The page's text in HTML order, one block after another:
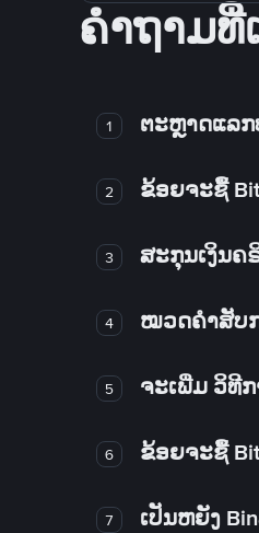
ຄໍາຖາມທີ່
1 ຕະຫຼາດແລກ
2 ຂ້ອຍຈະຊື້
3 ສະກຸນເງິນຄ
4 ໝວດຄໍາສັບ
5 ຈະເພີ່ມ ວິທີ
6 ຂ້ອຍຈະຊື້
7 ເປັນຫຍັງ